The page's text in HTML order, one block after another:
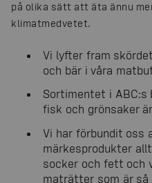
på olika sätt att äta ännu
klimatmedvetet.
Vi lyfter fram
och bär i våra
Sortimentet i ABC:s
fisk och grönsaker
Vi har förbundit oss
märkesprodukter
socker och fett och
maträtter som är så